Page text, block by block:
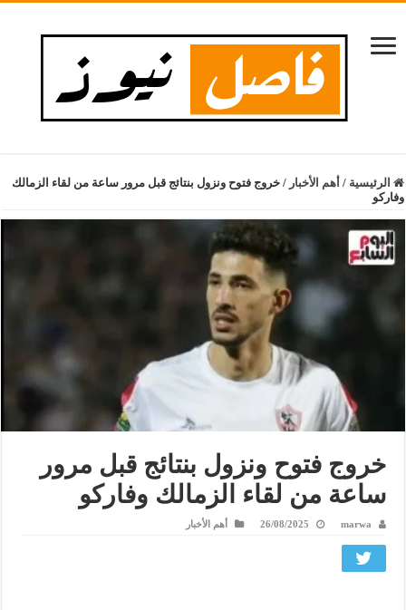
الرئيسية / أهم الأخبار / خروج فتوح ونزول بنتائج قبل مرور ساعة من لقاء الزمالك
وفاركو
خروج فتوح ونزول بنتائج قبل مرور
ساعة من لقاء الزمالك وفاركو
marwa
26/08/2025 أهم الأخبار